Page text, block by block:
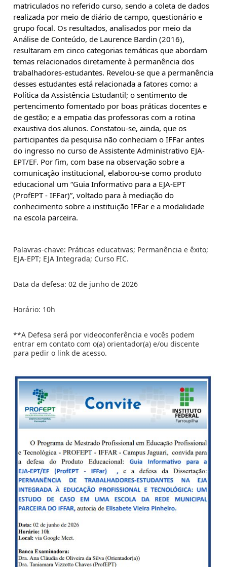
matriculados no referido curso, sendo a coleta de dados
realizada por meio de diário de campo, questionário e
grupo focal. Os resultados, analisados por meio da
Análise de Conteúdo, de Laurence Bardin (2016),
resultaram em cinco categorias temáticas que abordam
temas relacionados diretamente à permanência dos
trabalhadores-estudantes. Revelou-se que a permanência
desses estudantes está relacionada a fatores como: a
Política da Assistência Estudantil; o sentimento de
pertencimento fomentado por boas práticas docentes e
de gestão; e a empatia das professoras com a rotina
exaustiva dos alunos. Constatou-se, ainda, que os
participantes da pesquisa não conheciam o IFFar antes
do ingresso no curso de Assistente Administrativo EJA-
EPT/EF. Por fim, com base na observação sobre a
comunicação institucional, elaborou-se como produto
educacional um “Guia Informativo para a EJA-EPT
(ProfEPT - IFFar)”, voltado para à mediação do
conhecimento sobre a instituição IFFar e a modalidade
na escola parceira.
Palavras-chave: Práticas educativas; Permanência e êxito;
EJA-EPT; EJA Integrada; Curso FIC.
Data da defesa: 02 de junho de 2026
Horário: 10h
**A Defesa será por videoconferência e vocês podem
entrar em contato com o(a) orientador(a) e/ou discente
para pedir o link de acesso.